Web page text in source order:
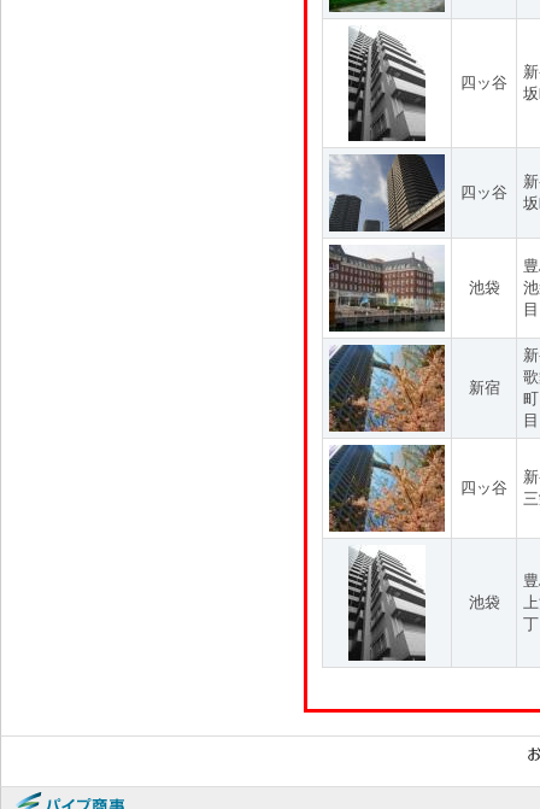
四ッ谷
四ッ谷
池袋
新宿
目
四ッ谷
池袋